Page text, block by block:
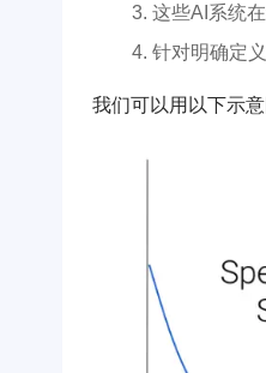
这些AI系统
针对明确定
我们可以用以下示